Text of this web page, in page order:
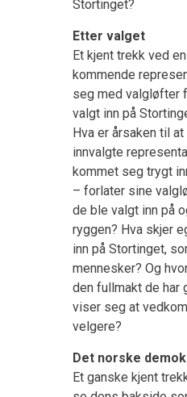
Stortinget?
Etter valget
Et kjent trekk ved
kommende
seg med valgløfter
valgt inn på
Hva er årsaken til
innvalgte
kommet seg trygt
– forlater sine
de ble valgt inn på
ryggen? Hva skjer
inn på Stortinget,
mennesker? Og
den fullmakt de har
viser seg at
velgere?
Det norske
Et ganske kjent